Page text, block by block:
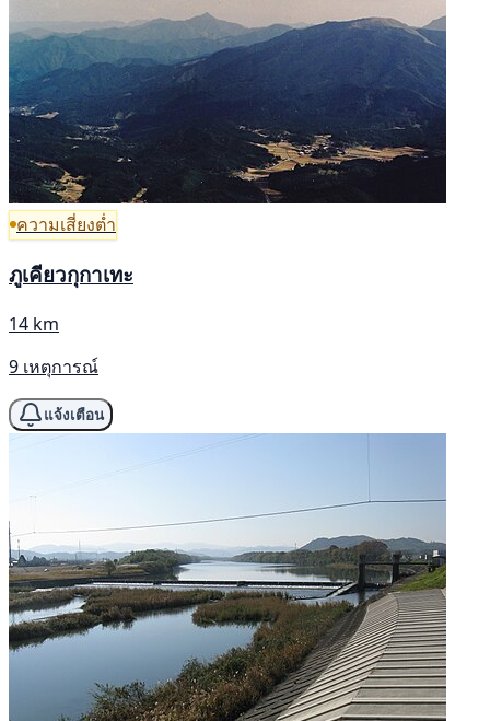
ความเสี่ยงต่ำ
ภูเคียวกุกาเทะ
14 km
9 เหตุการณ์
แจ้งเตือน